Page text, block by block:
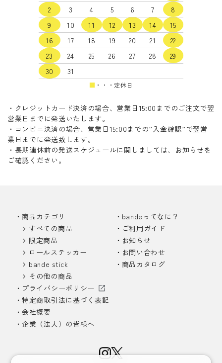
2
3 4 5 6 7
8
9
10 11 12 13 14
15
16
17 18 19 20 21
22
23
24 25 26 27 28
29
30
31
■ ・・・定休日
・クレジットカード決済の場合、営業日15:00までのご注文で翌
営業日までに発送いたします。
・コンビニ決済の場合、営業日15:00までの”入金確認”で翌営
業日までに発送致します。
・長期連休前の発送スケジュールに関しましては、お知らせを
ご確認ください。
商品カテゴリ
すべての商品
限定商品
ロールステッカー
bande stick
その他の商品
bandeってなに？
ご利用ガイド
お知らせ
お問い合わせ
商品カタログ
プライバシーポリシー
特定商取引法に基づく表記
会社概要
企業（法人）の皆様へ